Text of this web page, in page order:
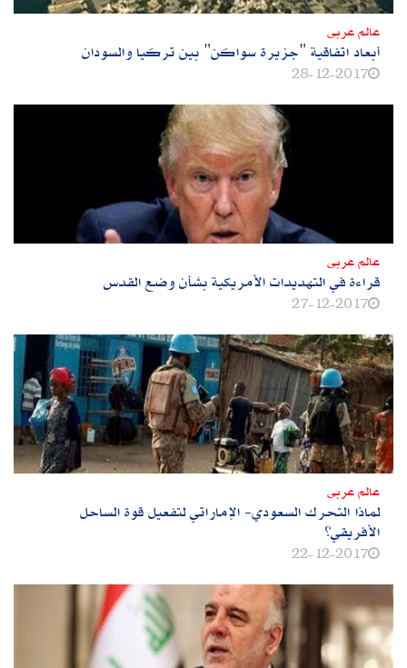
عالم عربى
أبعاد اتفاقية "جزيرة سواكن" بين تركيا والسودان
28-12-2017
عالم عربى
قراءة في التهديدات الأمريكية بشأن وضع القدس
27-12-2017
عالم عربى
لماذا التحرك السعودي- الإماراتي لتفعيل قوة الساحل
الأفريقي؟
22-12-2017